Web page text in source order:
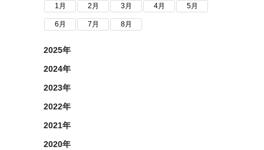
1月 2月 3月 4月 5月
6月 7月 8月
2025年
2024年
2023年
2022年
2021年
2020年